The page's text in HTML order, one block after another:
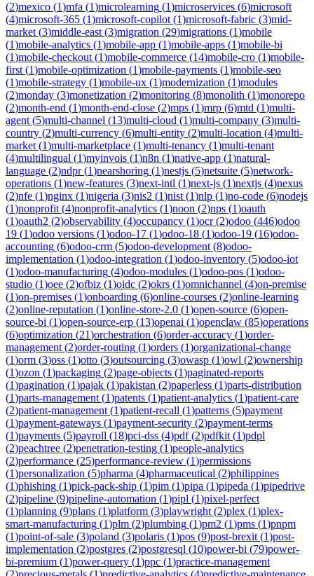
(2)mexico (1)mfa (1)microlearning (1)microservices (6)microsoft
(4)microsoft-365 (1)microsoft-copilot (1)microsoft-fabric (3)mid-
market (3)middle-east (3)migration (29)migrations (1)mobile
(1)mobile-analytics (1)mobile-app (1)mobile-apps (1)mobile-bi
(1)mobile-checkout (1)mobile-commerce (14)mobile-cro (1)mobile-
first (1)mobile-optimization (1)mobile-payments (1)mobile-seo
(1)mobile-strategy (1)mobile-ux (1)modernization (1)modules
(2)monday (3)monetization (2)monitoring (8)monolith (1)monorepo
(2)month-end (1)month-end-close (2)mps (1)mrp (6)mtd (1)multi-
agent (5)multi-channel (13)multi-cloud (1)multi-company (3)multi-
country (2)multi-currency (6)multi-entity (2)multi-location (4)multi-
market (1)multi-marketplace (1)multi-tenancy (1)multi-tenant
(4)multilingual (1)myinvois (1)n8n (1)native-app (1)natural-
language (2)ndpr(1)nearshoring (1)nestjs (5)netsuite (5)network-
operations (1)new-features (3)next-intl (1)next-js (1)nextjs (4)nexus
(2)nfe (1)nginx (1)nigeria (3)nis2 (1)nist (1)nlp (1)no-code (6)nodejs
(1)nonprofit (4)nonprofit-analytics (1)noon (2)nps (1)oauth
(1)oauth2 (2)observability (4)occupancy (1)ocr(2)odoo (446)odoo
19 (1)odoo versions (1)odoo-17 (1)odoo-18 (1)odoo-19 (16)odoo-
accounting (6)odoo-crm (5)odoo-development (8)odoo-
implementation (1)odoo-integration (1)odoo-inventory (5)odoo-iot
(1)odoo-manufacturing (4)odoo-modules (1)odoo-pos (1)odoo-
studio (1)oee (2)ofbiz (1)oidc (2)okrs (1)omnichannel (4)on-premise
(1)on-premises (1)onboarding (6)online-courses (2)online-learning
(2)online-reputation (1)online-store-2.0 (1)open-source (6)open-
source-bi (1)open-source-erp (13)openai (1)openclaw (85)operations
(6)optimization (21)orchestration (6)order-accuracy (1)order-
management (2)order-routing (1)orders (1)organizational-change
(1)orm (3)oss (1)otto (3)outsourcing (3)owasp (1)owl (2)ownership
(1)ozon (1)packaging (2)page-objects (1)paginated-reports
(1)pagination (1)pajak (1)pakistan (2)paperless (1)parts-distribution
(1)parts-management (1)patents (1)patient-analytics (1)patient-care
(2)patient-management (1)patient-recall (1)patterns (5)payment
(1)payment-gateways (1)payment-security (2)payment-terms
(1)payments (5)payroll (18)pci-dss (4)pdf(2)pdfkit (1)pdpl
(2)peachtree (2)penetration-testing (1)people-analytics
(2)performance (25)performance-review (1)permissions
(1)personalization (5)pharma (4)pharmaceutical (2)philippines
(1)phishing (1)pick-pack-ship (1)pim (1)pipa (1)pipeda (1)pipedrive
(2)pipeline (9)pipeline-automation (1)pipl (1)pixel-perfect
(1)planning (9)plans (1)platform (3)playwright (2)plex (1)plex-
smart-manufacturing (1)plm (2)plumbing (1)pm2 (1)pms (1)pnpm
(1)point-of-sale (3)poland (3)polaris (1)pos (9)post-brexit (1)post-
implementation (2)postgres (2)postgresql (10)power-bi (79)power-
bi-premium (1)power-query (1)ppc (1)practice-management